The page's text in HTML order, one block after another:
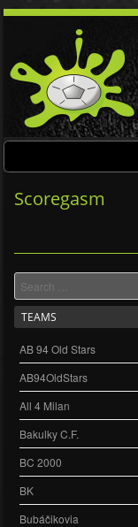
Scoregasm
Search
TEAMS
AB 94 Old Stars
AB94OldStars
All 4 Milan
Bakulky C.F.
BC 2000
BK
Bubáčikovia